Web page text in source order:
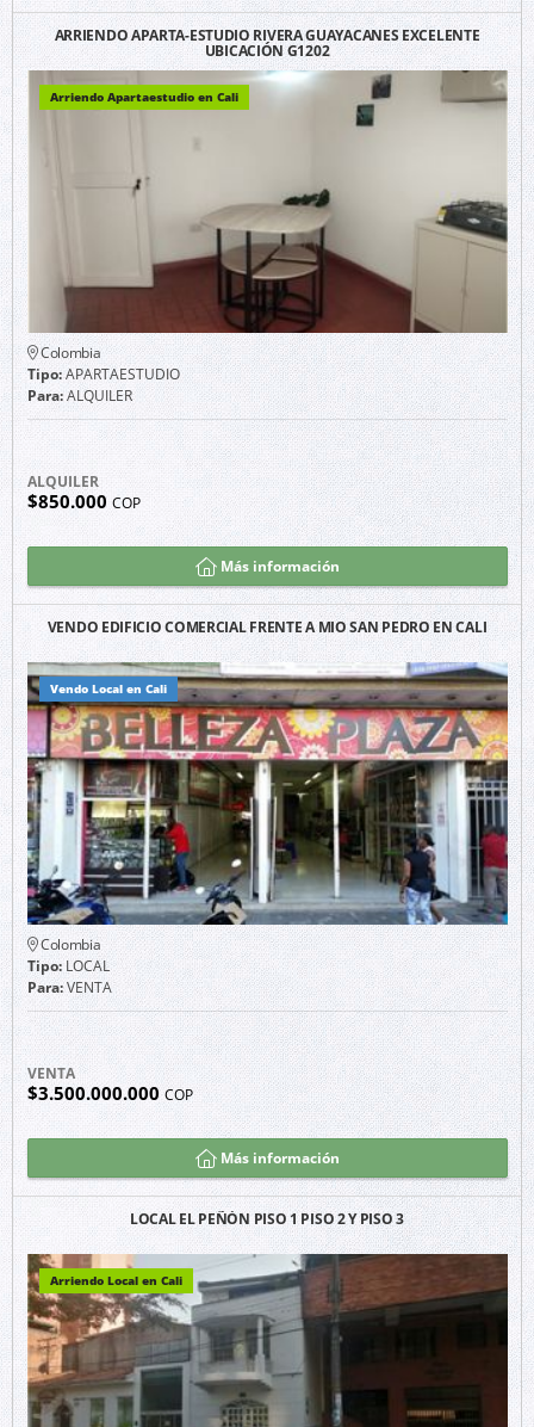
ARRIENDO APARTA-ESTUDIO RIVERA GUAYACANES EXCELENTE
UBICACIÓN G1202
Arriendo Apartaestudio en Cali
Colombia
Tipo:APARTAESTUDIO
Para:ALQUILER
ALQUILER
$850.000 COP
Más información
VENDO EDIFICIO COMERCIAL FRENTE A MIO SAN PEDRO EN CALI
Vendo Local en Cali
Colombia
Tipo:LOCAL
Para:VENTA
VENTA
$3.500.000.000 COP
Más información
LOCAL EL PEÑÓN PISO 1 PISO 2 Y PISO 3
Arriendo Local en Cali